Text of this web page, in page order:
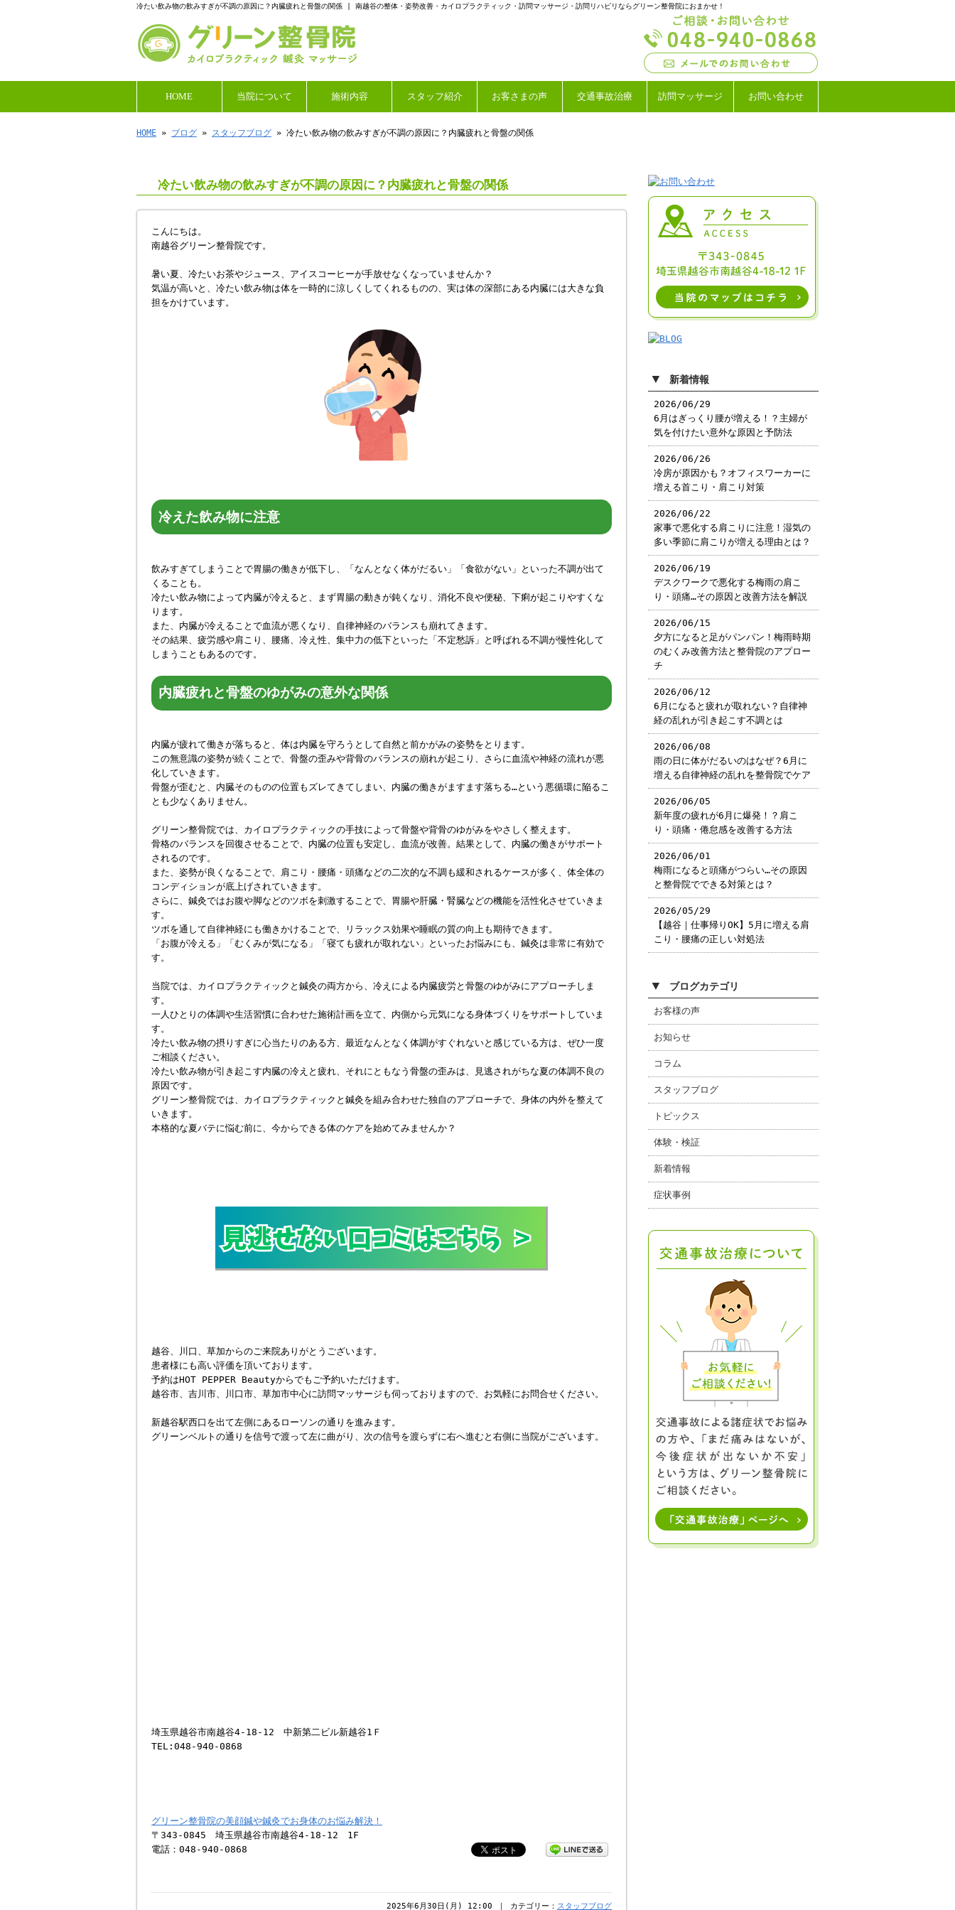
冷たい飲み物の飲みすぎが不調の原因に？内臓疲れと骨盤の関係 | 南越谷の整体・姿勢改善・カイロプラクティック・訪問マッサージ・訪問リハビリならグリーン整骨院におまかせ！
HOME 当院について 施術内容 スタッフ紹介 お客さまの声 交通事故治療 訪問マッサージ お問い合わせ
HOME » ブログ » スタッフブログ » 冷たい飲み物の飲みすぎが不調の原因に？内臓疲れと骨盤の関係
冷たい飲み物の飲みすぎが不調の原因に？内臓疲れと骨盤の関係
こんにちは。
南越谷グリーン整骨院です。
暑い夏、冷たいお茶やジュース、アイスコーヒーが手放せなくなっていませんか？
気温が高いと、冷たい飲み物は体を一時的に涼しくしてくれるものの、実は体の深部にある内臓には大きな負
担をかけています。
冷えた飲み物に注意
飲みすぎてしまうことで胃腸の働きが低下し、「なんとなく体がだるい」「食欲がない」といった不調が出て
くることも。
冷たい飲み物によって内臓が冷えると、まず胃腸の動きが鈍くなり、消化不良や便秘、下痢が起こりやすくな
ります。
また、内臓が冷えることで血流が悪くなり、自律神経のバランスも崩れてきます。
その結果、疲労感や肩こり、腰痛、冷え性、集中力の低下といった「不定愁訴」と呼ばれる不調が慢性化して
しまうこともあるのです。
内臓疲れと骨盤のゆがみの意外な関係
内臓が疲れて働きが落ちると、体は内臓を守ろうとして自然と前かがみの姿勢をとります。
この無意識の姿勢が続くことで、骨盤の歪みや背骨のバランスの崩れが起こり、さらに血流や神経の流れが悪
化していきます。
骨盤が歪むと、内臓そのものの位置もズレてきてしまい、内臓の働きがますます落ちる…という悪循環に陥るこ
とも少なくありません。
グリーン整骨院では、カイロプラクティックの手技によって骨盤や背骨のゆがみをやさしく整えます。
骨格のバランスを回復させることで、内臓の位置も安定し、血流が改善。結果として、内臓の働きがサポート
されるのです。
また、姿勢が良くなることで、肩こり・腰痛・頭痛などの二次的な不調も緩和されるケースが多く、体全体の
コンディションが底上げされていきます。
さらに、鍼灸ではお腹や脚などのツボを刺激することで、胃腸や肝臓・腎臓などの機能を活性化させていきま
す。
ツボを通して自律神経にも働きかけることで、リラックス効果や睡眠の質の向上も期待できます。
「お腹が冷える」「むくみが気になる」「寝ても疲れが取れない」といったお悩みにも、鍼灸は非常に有効で
す。
当院では、カイロプラクティックと鍼灸の両方から、冷えによる内臓疲労と骨盤のゆがみにアプローチしま
す。
一人ひとりの体調や生活習慣に合わせた施術計画を立て、内側から元気になる身体づくりをサポートしていま
す。
冷たい飲み物の摂りすぎに心当たりのある方、最近なんとなく体調がすぐれないと感じている方は、ぜひ一度
ご相談ください。
冷たい飲み物が引き起こす内臓の冷えと疲れ、それにともなう骨盤の歪みは、見逃されがちな夏の体調不良の
原因です。
グリーン整骨院では、カイロプラクティックと鍼灸を組み合わせた独自のアプローチで、身体の内外を整えて
いきます。
本格的な夏バテに悩む前に、今からできる体のケアを始めてみませんか？
越谷、川口、草加からのご来院ありがとうございます。
患者様にも高い評価を頂いております。
予約はHOT PEPPER Beautyからでもご予約いただけます。
越谷市、吉川市、川口市、草加市中心に訪問マッサージも伺っておりますので、お気軽にお問合せください。
新越谷駅西口を出て左側にあるローソンの通りを進みます。
グリーンベルトの通りを信号で渡って左に曲がり、次の信号を渡らずに右へ進むと右側に当院がございます。
埼玉県越谷市南越谷4-18-12 中新第二ビル新越谷1Ｆ
TEL:048-940-0868
グリーン整骨院の美顔鍼や鍼灸でお身体のお悩み解決！
〒343-0845 埼玉県越谷市南越谷4-18-12 1F
電話：048-940-0868
2025年6月30日(月) 12:00 ｜ カテゴリー： スタッフブログ
▼ 新着情報
2026/06/29
6月はぎっくり腰が増える！？主婦が
気を付けたい意外な原因と予防法
2026/06/26
冷房が原因かも？オフィスワーカーに
増える首こり・肩こり対策
2026/06/22
家事で悪化する肩こりに注意！湿気の
多い季節に肩こりが増える理由とは？
2026/06/19
デスクワークで悪化する梅雨の肩こ
り・頭痛…その原因と改善方法を解説
2026/06/15
夕方になると足がパンパン！梅雨時期
のむくみ改善方法と整骨院のアプロー
チ
2026/06/12
6月になると疲れが取れない？自律神
経の乱れが引き起こす不調とは
2026/06/08
雨の日に体がだるいのはなぜ？6月に
増える自律神経の乱れを整骨院でケア
2026/06/05
新年度の疲れが6月に爆発！？肩こ
り・頭痛・倦怠感を改善する方法
2026/06/01
梅雨になると頭痛がつらい…その原因
と整骨院でできる対策とは？
2026/05/29
【越谷｜仕事帰りOK】5月に増える肩
こり・腰痛の正しい対処法
▼ ブログカテゴリ
お客様の声
お知らせ
コラム
スタッフブログ
トピックス
体験・検証
新着情報
症状事例